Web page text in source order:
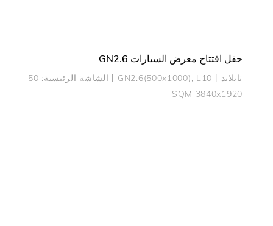
حفل افتتاح معرض السيارات GN2.6
تايلاند丨GN2.6(500x1000), L10丨الشاشة الرئيسية: 50
SQM 3840x1920